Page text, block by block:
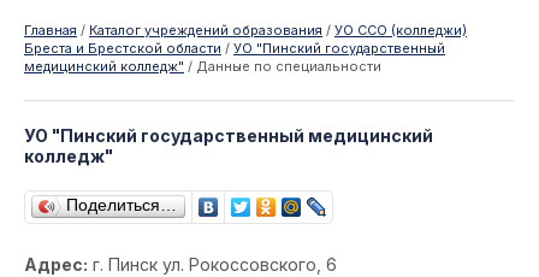
Главная / Каталог учреждений образования / УО ССО (колледжи)
Бреста и Брестской области / УО "Пинский государственный
медицинский колледж" / Данные по специальности
УО "Пинский государственный медицинский
колледж"
Поделиться…
Адрес: г. Пинск ул. Рокоссовского, 6